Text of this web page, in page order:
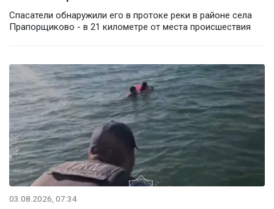
Спасатели обнаружили его в протоке реки в районе села
Прапорщиково - в 21 километре от места происшествия
03.08.2026, 07:34